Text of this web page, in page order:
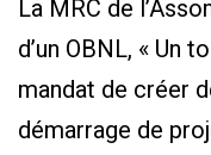
La MRC de
d’un OBNL, « Un
mandat de créer
démarrage de